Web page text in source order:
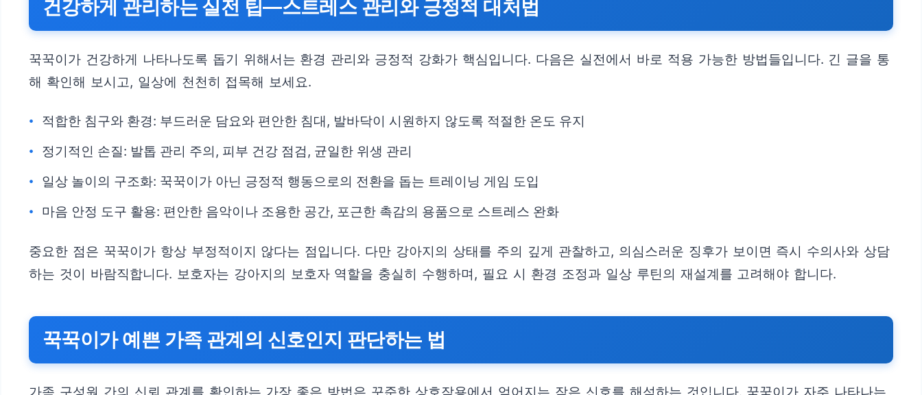
건강하게 관리하는 실전 팁—스트레스 관리와 긍정적 대처법
꾹꾹이가 건강하게 나타나도록 돕기 위해서는 환경 관리와 긍정적 강화가 핵심입니다. 다음은 실전에서 바로 적용 가능한 방법들입니다. 긴 글을 통
해 확인해 보시고, 일상에 천천히 접목해 보세요.
적합한 침구와 환경: 부드러운 담요와 편안한 침대, 발바닥이 시원하지 않도록 적절한 온도 유지
정기적인 손질: 발톱 관리 주의, 피부 건강 점검, 균일한 위생 관리
일상 놀이의 구조화: 꾹꾹이가 아닌 긍정적 행동으로의 전환을 돕는 트레이닝 게임 도입
마음 안정 도구 활용: 편안한 음악이나 조용한 공간, 포근한 촉감의 용품으로 스트레스 완화
중요한 점은 꾹꾹이가 항상 부정적이지 않다는 점입니다. 다만 강아지의 상태를 주의 깊게 관찰하고, 의심스러운 징후가 보이면 즉시 수의사와 상담
하는 것이 바람직합니다. 보호자는 강아지의 보호자 역할을 충실히 수행하며, 필요 시 환경 조정과 일상 루틴의 재설계를 고려해야 합니다.
꾹꾹이가 예쁜 가족 관계의 신호인지 판단하는 법